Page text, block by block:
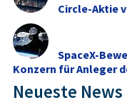
Circle-Aktie
SpaceX-
Konzern für Anleger
Neueste News